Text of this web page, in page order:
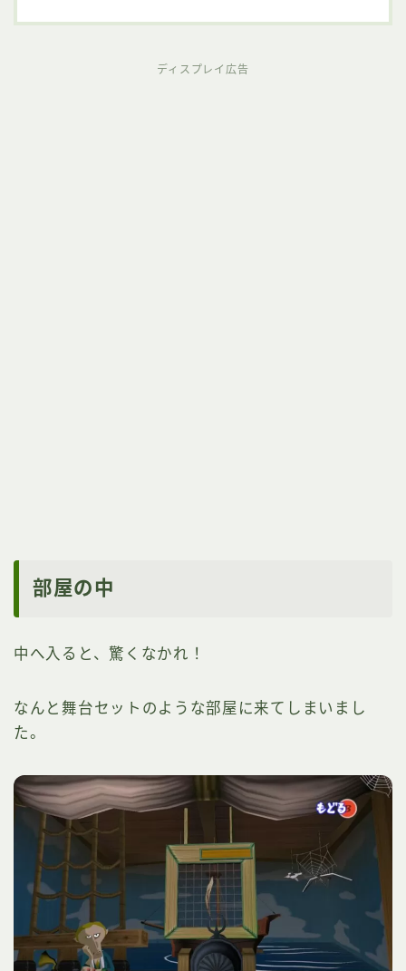
ディスプレイ広告
部屋の中
中へ入ると、驚くなかれ！
なんと舞台セットのような部屋に来てしまいまし
た。